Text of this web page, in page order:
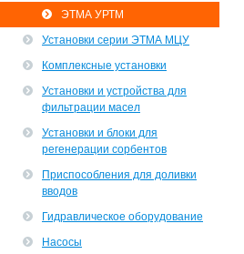
ЭТМА УРТМ
Установки серии ЭТМА МЦУ
Комплексные установки
Установки и устройства для
фильтрации масел
Установки и блоки для
регенерации сорбентов
Приспособления для доливки
вводов
Гидравлическое оборудование
Насосы